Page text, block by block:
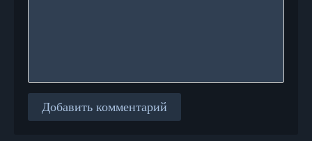
Добавить комментарий